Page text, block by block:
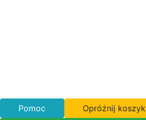
Pomoc Opróżnij koszyk